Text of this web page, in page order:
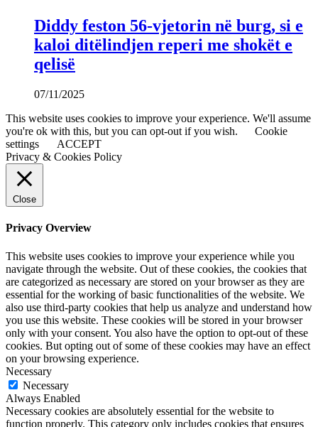
Diddy feston 56-vjetorin në burg, si e
kaloi ditëlindjen reperi me shokët e
qelisë
07/11/2025
This website uses cookies to improve your experience. We'll assume
you're ok with this, but you can opt-out if you wish.
Cookie
settings
ACCEPT
Privacy & Cookies Policy
Close
Privacy Overview
This website uses cookies to improve your experience while you
navigate through the website. Out of these cookies, the cookies that
are categorized as necessary are stored on your browser as they are
essential for the working of basic functionalities of the website. We
also use third-party cookies that help us analyze and understand how
you use this website. These cookies will be stored in your browser
only with your consent. You also have the option to opt-out of these
cookies. But opting out of some of these cookies may have an effect
on your browsing experience.
Necessary
Necessary
Always Enabled
Necessary cookies are absolutely essential for the website to
function properly. This category only includes cookies that ensures